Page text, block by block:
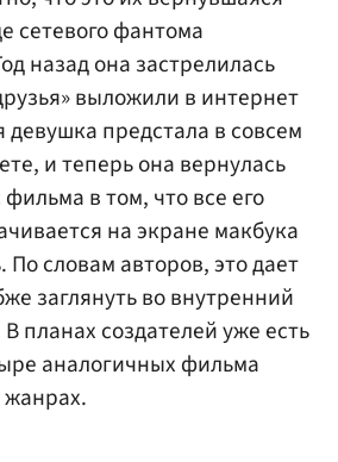
сетевого фантома
назад она застрелилась
выложили в интернет
девушка предстала в совсем
и теперь она вернулась
в том, что все его
на экране макбука
По словам авторов, это дает
заглянуть во внутренний
планах создателей уже есть
аналогичных фильма